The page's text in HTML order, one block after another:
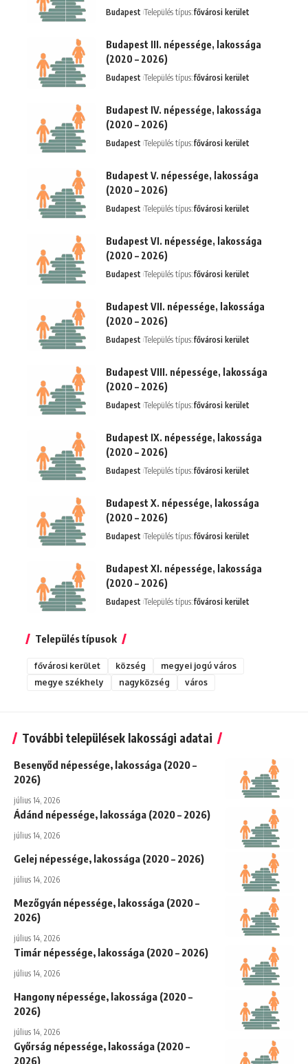
Budapest Település típus:fővárosi kerület
Budapest III. népessége, lakossága
(2020 – 2026)
Budapest Település típus:fővárosi kerület
Budapest IV. népessége, lakossága
(2020 – 2026)
Budapest Település típus:fővárosi kerület
Budapest V. népessége, lakossága
(2020 – 2026)
Budapest Település típus:fővárosi kerület
Budapest VI. népessége, lakossága
(2020 – 2026)
Budapest Település típus:fővárosi kerület
Budapest VII. népessége, lakossága
(2020 – 2026)
Budapest Település típus:fővárosi kerület
Budapest VIII. népessége, lakossága
(2020 – 2026)
Budapest Település típus:fővárosi kerület
Budapest IX. népessége, lakossága
(2020 – 2026)
Budapest Település típus:fővárosi kerület
Budapest X. népessége, lakossága
(2020 – 2026)
Budapest Település típus:fővárosi kerület
Budapest XI. népessége, lakossága
(2020 – 2026)
Budapest Település típus:fővárosi kerület
Település típusok
fővárosi kerület község
megyei jogú város
megye székhely
nagyközség város
További települések lakossági adatai
Besenyőd népessége, lakossága (2020 –
2026)
július 14, 2026
Ádánd népessége, lakossága (2020 – 2026)
július 14, 2026
Gelej népessége, lakossága (2020 – 2026)
július 14, 2026
Mezőgyán népessége, lakossága (2020 –
2026)
július 14, 2026
Timár népessége, lakossága (2020 – 2026)
július 14, 2026
Hangony népessége, lakossága (2020 –
2026)
július 14, 2026
Győrság népessége, lakossága (2020 –
2026)